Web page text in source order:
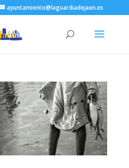
ayuntamiento@laguardiadejaen.es